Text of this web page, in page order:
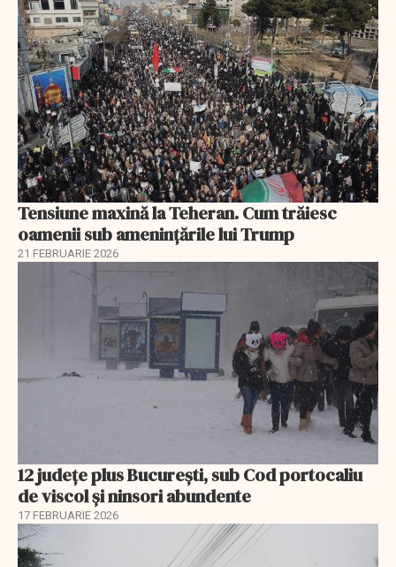
Tensiune maxină la Teheran. Cum trăiesc
oamenii sub amenințările lui Trump
21 FEBRUARIE 2026
12 județe plus București, sub Cod portocaliu
de viscol și ninsori abundente
17 FEBRUARIE 2026